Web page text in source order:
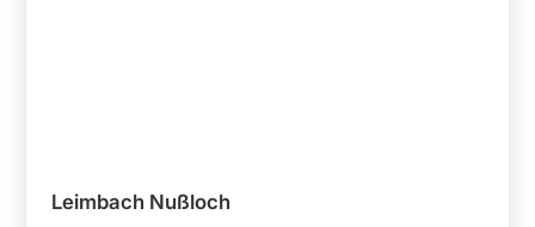
Leimbach Nußloch